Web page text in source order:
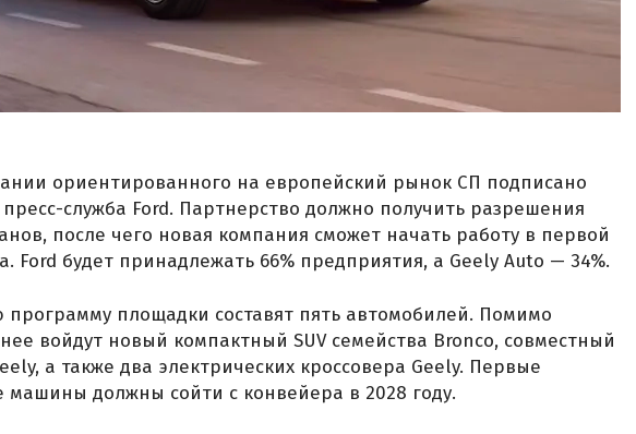
ориентированного на европейский рынок СП подписано
служба Ford. Партнерство должно получить разрешения
после чего новая компания сможет начать работу в первой
Ford будет принадлежать 66% предприятия, а Geely Auto — 34%.
программу площадки составят пять автомобилей. Помимо
войдут новый компактный SUV семейства Bronco, совместный
а также два электрических кроссовера Geely. Первые
машины должны сойти с конвейера в 2028 году.